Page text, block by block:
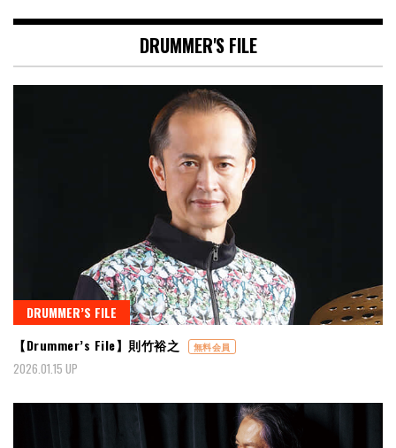
DRUMMER'S FILE
DRUMMER’S FILE
【Drummer’s File】則竹裕之
無料会員
2026.01.15 UP